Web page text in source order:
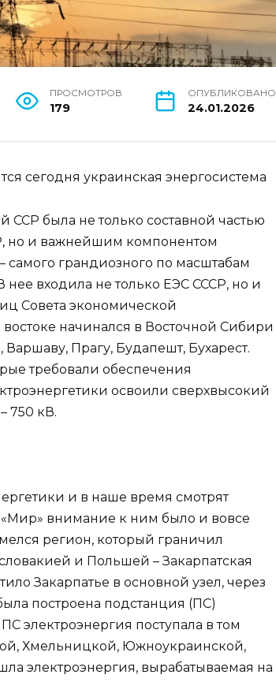
ПРОСМОТРОВ
179
ОПУБЛИКОВАНО
24.01.2026
сегодня украинская энергосистема
была не только составной частью
но и важнейшим компонентом
грандиозного по масштабам
входила не только ЕЭС СССР, но и
Совета экономической
начинался в Восточной Сибири
Прагу, Будапешт, Бухарест.
требовали обеспечения
освоили сверхвысокий
750 кВ.
и в наше время смотрят
«Мир» внимание к ним было и вовсе
регион, который граничил
и Польшей – Закарпатская
Закарпатье в основной узел, через
построена подстанция (ПС)
электроэнергия поступала в том
Хмельницкой, Южноукраинской,
электроэнергия, вырабатываемая на